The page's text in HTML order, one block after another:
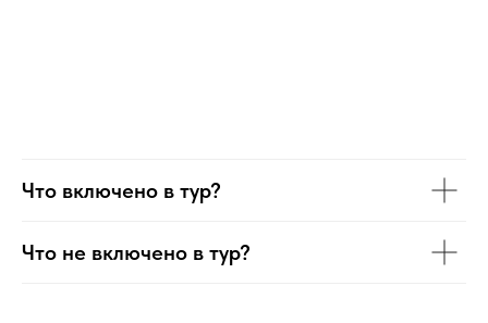
Что включено в тур?
Что не включено в тур?